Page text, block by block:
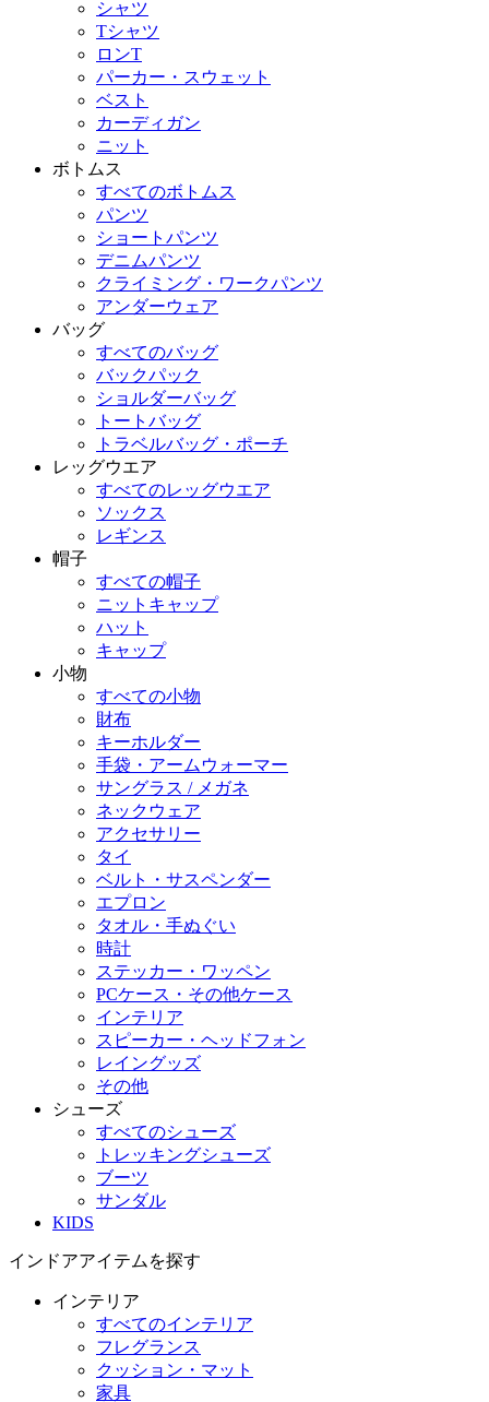
シャツ
Tシャツ
ロンT
パーカー・スウェット
ベスト
カーディガン
ニット
ボトムス
すべてのボトムス
パンツ
ショートパンツ
デニムパンツ
クライミング・ワークパンツ
アンダーウェア
バッグ
すべてのバッグ
バックパック
ショルダーバッグ
トートバッグ
トラベルバッグ・ポーチ
レッグウエア
すべてのレッグウエア
ソックス
レギンス
帽子
すべての帽子
ニットキャップ
ハット
キャップ
小物
すべての小物
財布
キーホルダー
手袋・アームウォーマー
サングラス / メガネ
ネックウェア
アクセサリー
タイ
ベルト・サスペンダー
エプロン
タオル・手ぬぐい
時計
ステッカー・ワッペン
PCケース・その他ケース
インテリア
スピーカー・ヘッドフォン
レイングッズ
その他
シューズ
すべてのシューズ
トレッキングシューズ
ブーツ
サンダル
KIDS
インドアアイテムを探す
インテリア
すべてのインテリア
フレグランス
クッション・マット
家具